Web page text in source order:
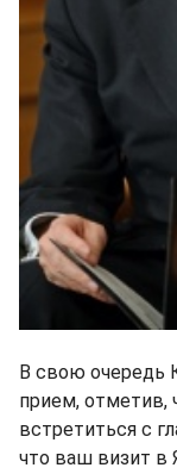
В свою очередь
прием, отметив,
встретиться с
что ваш визит в